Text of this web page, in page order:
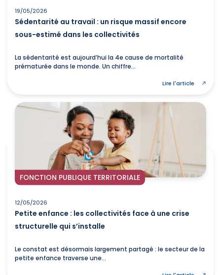
19/05/2026
Sédentarité au travail : un risque massif encore
sous-estimé dans les collectivités
La sédentarité est aujourd’hui la 4e cause de mortalité
prématurée dans le monde. Un chiffre...
Lire l'article
FONCTION PUBLIQUE TERRITORIALE
12/05/2026
Petite enfance : les collectivités face à une crise
structurelle qui s’installe
Le constat est désormais largement partagé : le secteur de la
petite enfance traverse une...